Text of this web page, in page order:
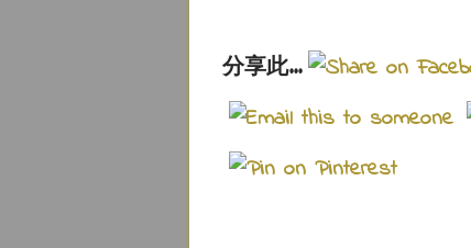
分享此...